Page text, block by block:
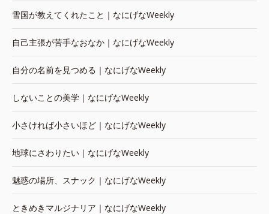
雪国が教えてくれたこと｜なにげなWeekly
自己主張が苦手なおなか｜なにげなWeekly
自分の名前を見つめる｜なにげなWeekly
しないことの美学｜なにげなWeekly
小さければ小さいほど｜なにげなWeekly
地球にさわりたい｜なにげなWeekly
魅惑の場所、スナック｜なにげなWeekly
ときめきマルジナリア｜なにげなWeekly